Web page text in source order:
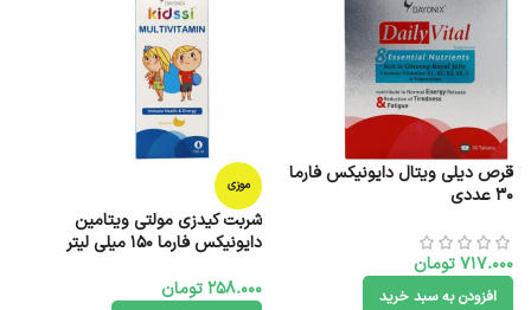
قرص دیلی ویتال دایونیکس فارما
30 عددی
717.000تومان
افزودن به سبد خرید
موزی
شربت کیدزی مولتی ویتامین
دایونیکس فارما 150 میلی لیتر
258.000تومان